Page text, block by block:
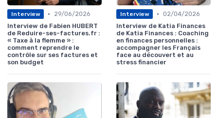
Interview •
29/06/2026
Interview de Fabien HUBERT
de Reduire-ses-factures.fr :
« Taxe à la flemme » :
comment reprendre le
contrôle sur ses factures et
son budget
Interview • 02/04/2026
Interview de Katia Finances
de Katia Finances : Coaching
en finances personnelles :
accompagner les Français
face au découvert et au
stress financier